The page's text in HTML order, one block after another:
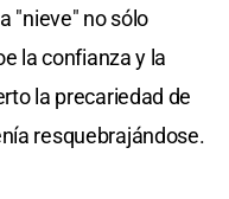
"nieve" no sólo
la confianza y la
la precariedad de
resquebrajándose.